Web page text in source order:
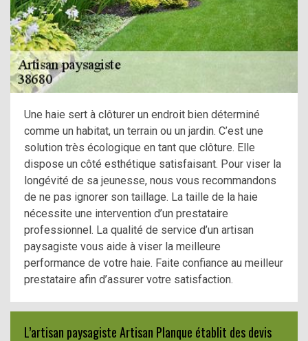
Une haie sert à clôturer un endroit bien déterminé
comme un habitat, un terrain ou un jardin. C’est une
solution très écologique en tant que clôture. Elle
dispose un côté esthétique satisfaisant. Pour viser la
longévité de sa jeunesse, nous vous recommandons
de ne pas ignorer son taillage. La taille de la haie
nécessite une intervention d’un prestataire
professionnel. La qualité de service d’un artisan
paysagiste vous aide à viser la meilleure
performance de votre haie. Faite confiance au meilleur
prestataire afin d’assurer votre satisfaction.
L’artisan paysagiste Artisan Planque établit des devis